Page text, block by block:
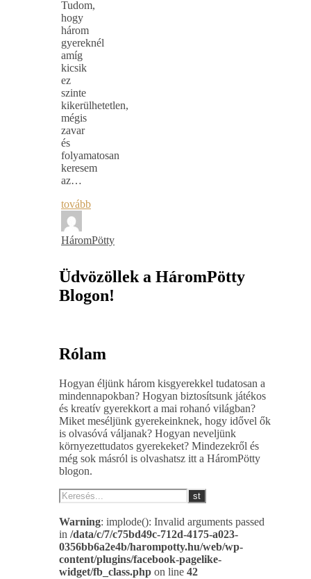
Tudom,
hogy
három
gyereknél
amíg
kicsik
ez
szinte
kikerülhetetlen,
mégis
zavar
és
folyamatosan
keresem
az…
tovább
HáromPötty
Üdvözöllek a HáromPötty
Blogon!
Rólam
Hogyan éljünk három kisgyerekkel tudatosan a
mindennapokban? Hogyan biztosítsunk játékos
és kreatív gyerekkort a mai rohanó világban?
Miket meséljünk gyerekeinknek, hogy idővel ők
is olvasóvá váljanak? Hogyan neveljünk
környezettudatos gyerekeket? Mindezekről és
még sok másról is olvashatsz itt a HáromPötty
blogon.
Warning: implode(): Invalid arguments passed
in /data/c/7/c75bd49c-712d-4175-a023-
0356bb6a2e4b/harompotty.hu/web/wp-
content/plugins/facebook-pagelike-
widget/fb_class.php on line 42